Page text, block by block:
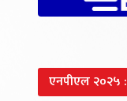
एनपीएल २०२५ :